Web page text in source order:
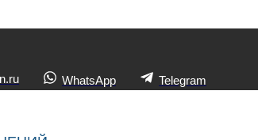
WhatsApp Telegram